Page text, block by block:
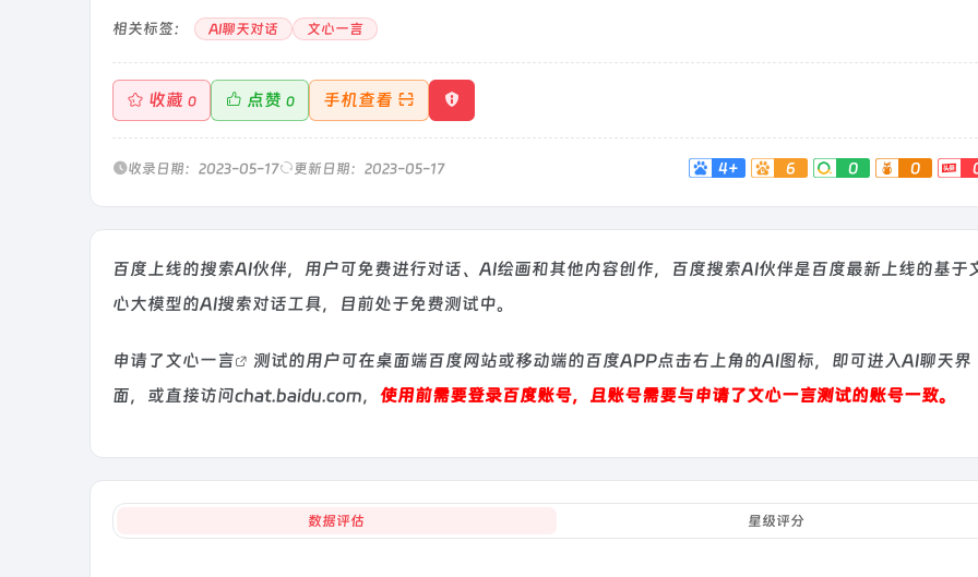
相关标签： AI聊天对话 文心一言
收藏 0 点赞 0 手机查看
收录日期：2023-05-17 更新日期：2023-05-17 4+ 6 0 0
百度上线的搜索AI伙伴，用户可免费进行对话、AI绘画和其他内容创作，百度搜索AI伙伴是百度最新上线的基于
心大模型的AI搜索对话工具，目前处于免费测试中。
申请了文心一言
测试的用户可在桌面端百度网站或移动端的百度APP点击右上角的AI图标，即可进入AI聊天界
面，或直接访问chat.baidu.com， 使用前需要登录百度账号，且账号需要与申请了文心一言测试的账号一致。
数据评估 星级评分